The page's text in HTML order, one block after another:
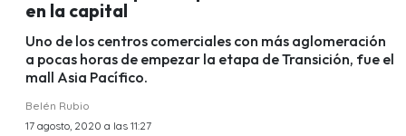
en la capital
Uno de los centros comerciales con más aglomeración
a pocas horas de empezar la etapa de Transición, fue el
mall Asia Pacífico.
Belén Rubio
17 agosto, 2020 a las 11:27